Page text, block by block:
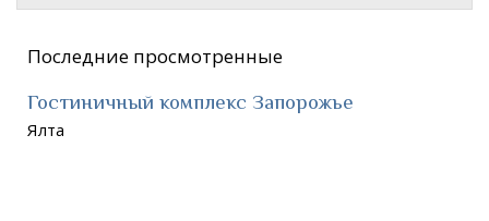
Последние просмотренные
Гостиничный комплекс Запорожье
Ялта